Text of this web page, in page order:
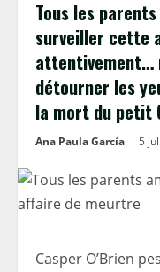
Tous les
surveiller cette
attentivement…
détourner les
la mort du petit
Ana Paula García 5
Casper O’Brien